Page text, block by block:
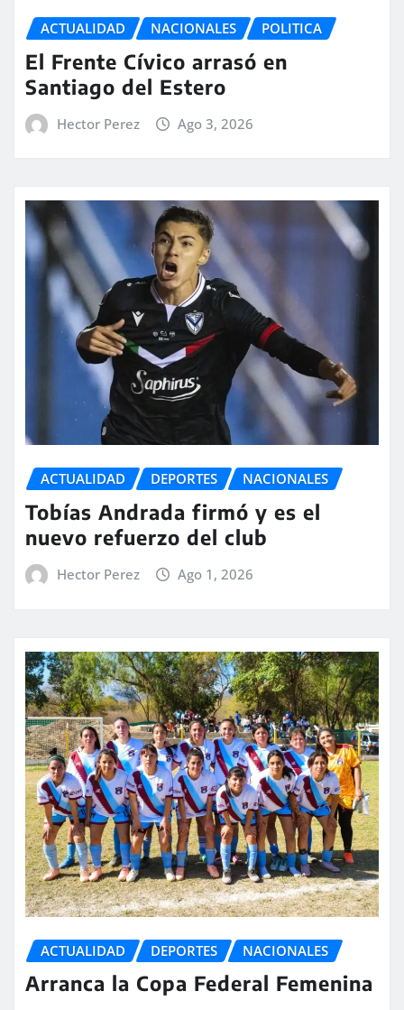
ACTUALIDAD NACIONALES POLITICA
El Frente Cívico arrasó en
Santiago del Estero
Hector Perez Ago 3, 2026
ACTUALIDAD DEPORTES NACIONALES
Tobías Andrada firmó y es el
nuevo refuerzo del club
Hector Perez Ago 1, 2026
ACTUALIDAD DEPORTES NACIONALES
Arranca la Copa Federal Femenina